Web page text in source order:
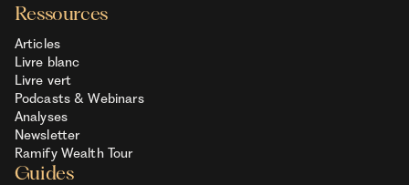
Ressources
Articles
Livre blanc
Livre vert
Podcasts & Webinars
Analyses
Newsletter
Ramify Wealth Tour
Guides